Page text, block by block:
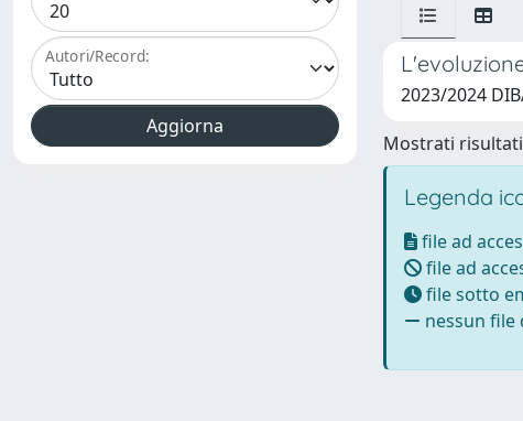
Autori/Record:
2023/2024
Mostrati risultati
Legenda
file ad
file ad
file sotto
nessun file